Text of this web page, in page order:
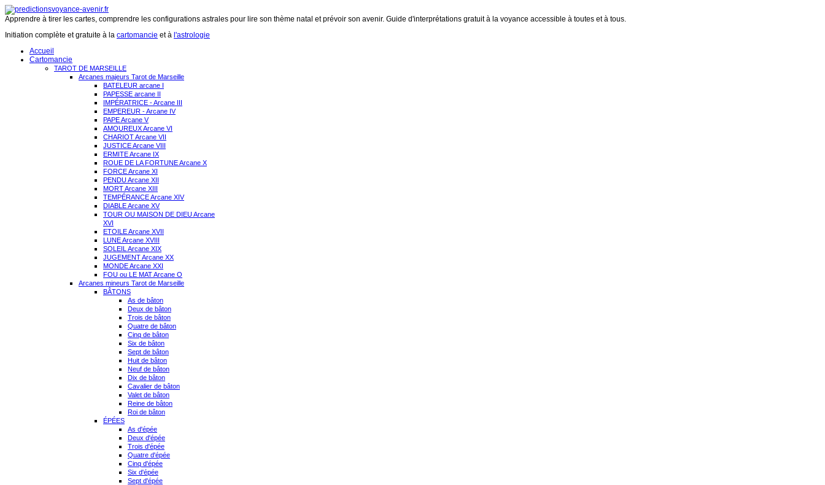
Apprendre à tirer les cartes, comprendre les configurations astrales pour lire son thème natal et prévoir son avenir. Guide d'interprétations gratuit à la voyance accessible à toutes et à tous.
Initiation complète et gratuite à la cartomancie et à l'astrologie
Accueil
Cartomancie
TAROT DE MARSEILLE
Arcanes majeurs Tarot de Marseille
BATELEUR arcane I
PAPESSE arcane II
IMPÉRATRICE - Arcane III
EMPEREUR - Arcane IV
PAPE Arcane V
AMOUREUX Arcane VI
CHARIOT Arcane VII
JUSTICE Arcane VIII
ERMITE Arcane IX
ROUE DE LA FORTUNE Arcane X
FORCE Arcane XI
PENDU Arcane XII
MORT Arcane XIII
TEMPÉRANCE Arcane XIV
DIABLE Arcane XV
TOUR OU MAISON DE DIEU Arcane
XVI
ETOILE Arcane XVII
LUNE Arcane XVIII
SOLEIL Arcane XIX
JUGEMENT Arcane XX
MONDE Arcane XXI
FOU ou LE MAT Arcane O
Arcanes mineurs Tarot de Marseille
BÂTONS
As de bâton
Deux de bâton
Trois de bâton
Quatre de bâton
Cinq de bâton
Six de bâton
Sept de bâton
Huit de bâton
Neuf de bâton
Dix de bâton
Cavalier de bâton
Valet de bâton
Reine de bâton
Roi de bâton
ÉPÉES
As d'épée
Deux d'épée
Trois d'épée
Quatre d'épée
Cinq d'épée
Six d'épée
Sept d'épée